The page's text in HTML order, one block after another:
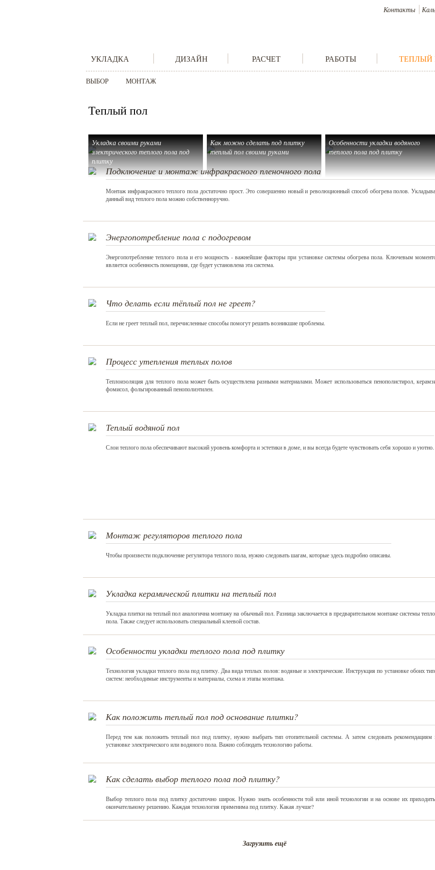
Контакты
УКЛАДКА ДИЗАЙН РАСЧЕТ РАБОТЫ ТЕПЛЫЙ
ВЫБОР МОНТАЖ
Теплый пол
Укладка своими руками
электрического теплого пола под
плитку
Как можно сделать под плитку
теплый пол своими руками
Особенности укладки водяного
теплого пола под плитку
Подключение и монтаж инфракрасного пленочного пола
Монтаж инфракрасного теплого пола достаточно прост. Это совершенно новый и революционный способ обогрева полов.
данный вид теплого пола можно собственноручно.
Энергопотребление пола с подогревом
Энергопотребление теплого пола и его мощность - важнейшие факторы при установке системы обогрева пола. Ключевым
является особенность помещения, где будет установлена эта система.
Что делать если тёплый пол не греет?
Если не греет теплый пол, перечисленные способы помогут решить возникшие проблемы.
Процесс утепления теплых полов
Теплоизоляция для теплого пола может быть осуществлена разными материалами. Может использоваться пенополистирол,
фомисол, фольгированный пенополиэтилен.
Теплый водяной пол
Слои теплого пола обеспечивают высокий уровень комфорта и эстетики в доме, и вы всегда будете чувствовать себя хорошо и уютно.
Монтаж регуляторов теплого пола
Чтобы произвести подключение регулятора теплого пола, нужно следовать шагам, которые здесь подробно описаны.
Укладка керамической плитки на теплый пол
Укладка плитки на теплый пол аналогична монтажу на обычный пол. Разница заключается в предварительном монтаже системы
пола. Также следует использовать специальный клеевой состав.
Особенности укладки теплого пола под плитку
Технология укладки теплого пола под плитку. Два вида теплых полов: водяные и электрические. Инструкция по установке обоих
систем: необходимые инструменты и материалы, схема и этапы монтажа.
Как положить теплый пол под основание плитки?
Перед тем как положить теплый пол под плитку, нужно выбрать тип отопительной системы. А затем следовать рекомендациям
установке электрического или водяного пола. Важно соблюдать технологию работы.
Как сделать выбор теплого пола под плитку?
Выбор теплого пола под плитку достаточно широк. Нужно знать особенности той или иной технологии и на основе их
окончательному решению. Каждая технология применима под плитку. Какая лучше?
Загрузить ещё